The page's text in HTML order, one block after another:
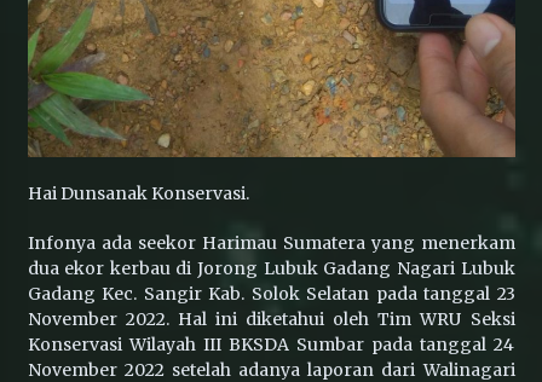
Usang Berhasil Dievakuasi BKSDA Sumbar
Konflik Satwa di Sijunjung: Beruang Madu
Masuk Perkebunan, Petugas Lakukan
Penghalauan
Tangani Interaksi Beruang Madu di Nagari
Sinuruik
Klarifikasi & Penertiban Aktivitas Pendakian
Ilegal di TWA Gunung Singgalang via Pandai
Sikek
Hai Dunsanak Konservasi.
Infonya ada seekor Harimau Sumatera yang menerkam
dua ekor kerbau di Jorong Lubuk Gadang Nagari Lubuk
Gadang Kec. Sangir Kab. Solok Selatan pada tanggal 23
November 2022. Hal ini diketahui oleh Tim WRU Seksi
Konservasi Wilayah III BKSDA Sumbar pada tanggal 24
November 2022 setelah adanya laporan dari Walinagari